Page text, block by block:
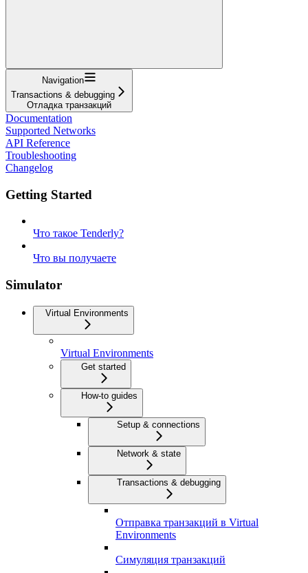
Navigation
Transactions & debugging
Отладка транзакций
Documentation
Supported Networks
API Reference
Troubleshooting
Changelog
Getting Started
Что такое Tenderly?
Что вы получаете
Simulator
Virtual Environments
Virtual Environments
Get started
How-to guides
Setup & connections
Network & state
Transactions & debugging
Отправка транзакций в Virtual
Environments
Симуляция транзакций